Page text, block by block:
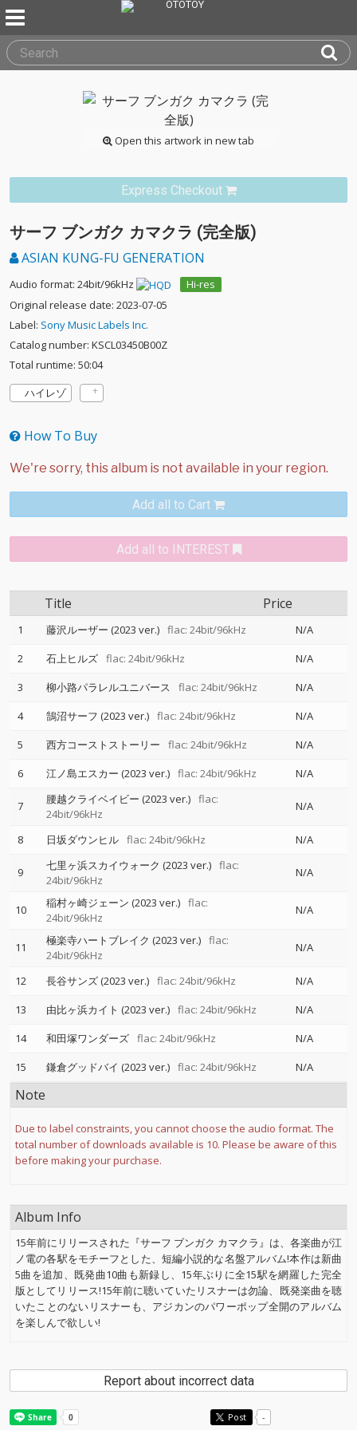
Open this artwork in new tab
Express Checkout
サーフ ブンガク カマクラ (完全版)
ASIAN KUNG-FU GENERATION
Audio format: 24bit/96kHz
Hi-res
Original release date: 2023-07-05
Label: Sony Music Labels Inc.
Catalog number: KSCL03450B00Z
Total runtime: 50:04
ハイレゾ
How To Buy
Add all to Cart
Add all to INTEREST
Title Price
1 藤沢ルーザー (2023 ver.) flac: 24bit/96kHz
N/A
2
石上ヒルズ flac: 24bit/96kHz
N/A
3
柳小路パラレルユニバース flac: 24bit/96kHz
N/A
4
鵠沼サーフ (2023 ver.) flac: 24bit/96kHz
N/A
5
西方コーストストーリー flac: 24bit/96kHz
N/A
6
江ノ島エスカー (2023 ver.) flac: 24bit/96kHz N/A
7 腰越クライベイビー (2023 ver.) flac:
24bit/96kHz
N/A
8 日坂ダウンヒル flac: 24bit/96kHz N/A
9 七里ヶ浜スカイウォーク (2023 ver.) flac:
24bit/96kHz
N/A
10 稲村ヶ崎ジェーン (2023 ver.) flac:
24bit/96kHz
N/A
11 極楽寺ハートブレイク (2023 ver.) flac:
24bit/96kHz
N/A
12 長谷サンズ (2023 ver.) flac: 24bit/96kHz
N/A
13
由比ヶ浜カイト (2023 ver.) flac: 24bit/96kHz
N/A
14
和田塚ワンダーズ flac: 24bit/96kHz
N/A
15
鎌倉グッドバイ (2023 ver.) flac: 24bit/96kHz N/A
Note
Due to label constraints, you cannot choose the audio format. The
total number of downloads available is 10. Please be aware of this
before making your purchase.
Album Info
15年前にリリースされた『サーフ ブンガク カマクラ』は、各楽曲が江
ノ電の各駅をモチーフとした、短編小説的な名盤アルバム!本作は新曲
5曲を追加、既発曲10曲も新録し、15年ぶりに全15駅を網羅した完全
版としてリリース!15年前に聴いていたリスナーは勿論、既発楽曲を聴
いたことのないリスナーも、アジカンのパワーポップ全開のアルバム
を楽しんで欲しい!
Report about incorrect data
Post -